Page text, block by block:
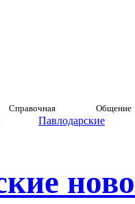
Справочная Общение
Павлодарские